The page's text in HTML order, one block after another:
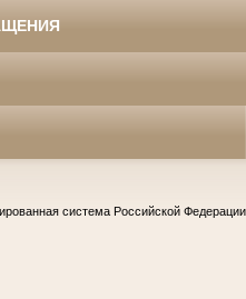
система Российской